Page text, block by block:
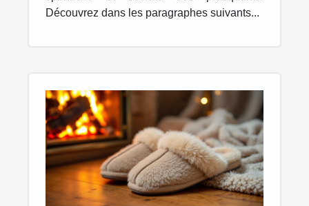
Découvrez dans les paragraphes suivants...